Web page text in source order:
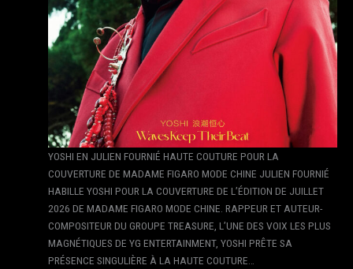
YOSHI EN JULIEN FOURNIÉ HAUTE COUTURE POUR LA
COUVERTURE DE MADAME FIGARO MODE CHINE JULIEN FOURNIÉ
HABILLE YOSHI POUR LA COUVERTURE DE L’ÉDITION DE JUILLET
2026 DE MADAME FIGARO MODE CHINE. RAPPEUR ET AUTEUR-
COMPOSITEUR DU GROUPE TREASURE, L’UNE DES VOIX LES PLUS
MAGNÉTIQUES DE YG ENTERTAINMENT, YOSHI PRÊTE SA
PRÉSENCE SINGULIÈRE À LA HAUTE COUTURE…